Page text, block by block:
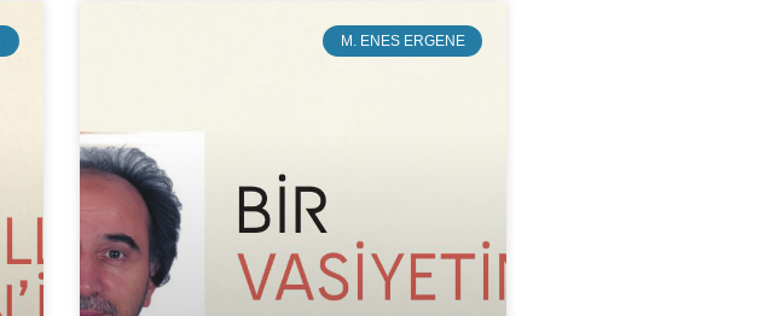
M. ENES ERGENE